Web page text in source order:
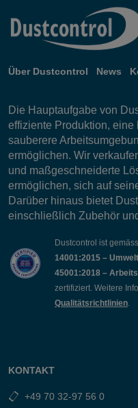
Über Dustcontrol News
Die Hauptaufgabe von
effiziente Produktion,
sauberere
ermöglichen. Wir
und maßgeschneiderte
ermöglichen, sich auf
Darüber hinaus bietet
einschließlich Zubehör
Dustcontrol ist gemäss
14001:2015 –
45001:2018 –
zertifiziert. Weitere
Qualitätsrichtlinien.
KONTAKT
+49 70 32-97 56 0